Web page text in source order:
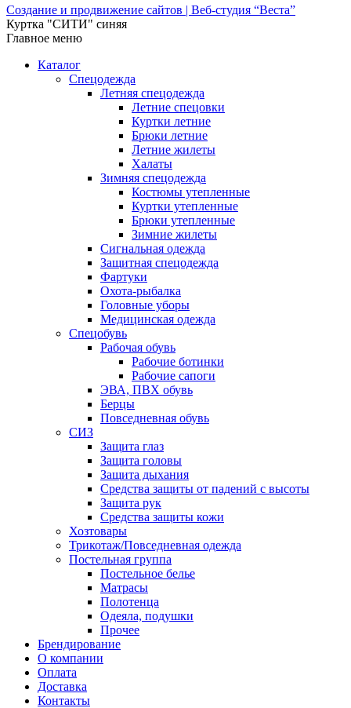
Создание и продвижение сайтов | Веб-студия “Веста”
Куртка "СИТИ" синяя
Главное меню
Каталог
Спецодежда
Летняя спецодежда
Летние спецовки
Куртки летние
Брюки летние
Летние жилеты
Халаты
Зимняя спецодежда
Костюмы утепленные
Куртки утепленные
Брюки утепленные
Зимние жилеты
Сигнальная одежда
Защитная спецодежда
Фартуки
Охота-рыбалка
Головные уборы
Медицинская одежда
Спецобувь
Рабочая обувь
Рабочие ботинки
Рабочие сапоги
ЭВА, ПВХ обувь
Берцы
Повседневная обувь
СИЗ
Защита глаз
Защита головы
Защита дыхания
Средства защиты от падений с высоты
Защита рук
Средства защиты кожи
Хозтовары
Трикотаж/Повседневная одежда
Постельная группа
Постельное белье
Матрасы
Полотенца
Одеяла, подушки
Прочее
Брендирование
О компании
Оплата
Доставка
Контакты